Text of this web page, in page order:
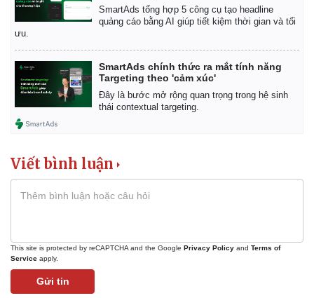
SmartAds tổng hợp 5 công cụ tạo headline
quảng cáo bằng AI giúp tiết kiệm thời gian và tối
ưu.
SmartAds chính thức ra mắt tính năng
Targeting theo 'cảm xúc'
Đây là bước mở rộng quan trọng trong hệ sinh
thái contextual targeting.
Viết bình luận
This site is protected by reCAPTCHA and the Google Privacy Policy and Terms of
Service apply.
Gửi tin